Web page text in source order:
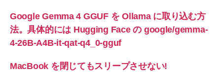
Google Gemma 4 GGUF を Ollama に取り込む方
法。具体的には Hugging Face の google/gemma-
4-26B-A4B-it-qat-q4_0-gguf
MacBook を閉じてもスリープさせない!